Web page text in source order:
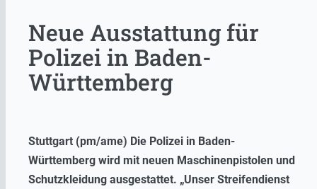
Neue Ausstattung für
Polizei in Baden-
Württemberg
Stuttgart (pm/ame) Die Polizei in Baden-
Württemberg wird mit neuen Maschinenpistolen und
Schutzkleidung ausgestattet. „Unser Streifendienst